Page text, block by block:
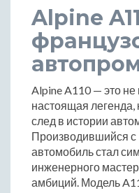
Alpine
Alpine A110 — это не
настоящая легенда,
след в истории
Производившийся с
автомобиль стал
инженерного
амбиций. Модель